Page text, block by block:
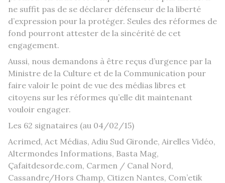
ne suffit pas de se déclarer défenseur de la liberté
d’expression pour la protéger. Seules des réformes de
fond pourront attester de la sincérité de cet
engagement.
Aussi, nous demandons à être reçus d’urgence par la
Ministre de la Culture et de la Communication pour
faire valoir le point de vue des médias libres et
citoyens sur les réformes qu’elle dit maintenant
vouloir engager.
Les 62 signataires (au 04/02/15)
Acrimed, Act Médias, Adiu Sud Gironde, Airelles Vidéo,
Altermondes Informations, Basta Mag,
Çafaitdesorde.com, Carmen / Canal Nord,
Cassandre/Hors Champ, Citizen Nantes, Com’etik